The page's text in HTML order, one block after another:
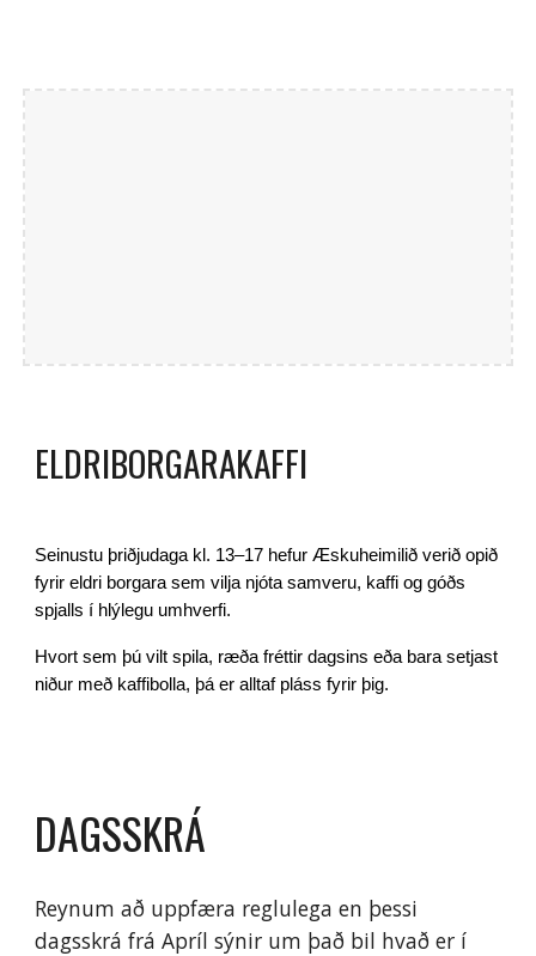
ELDRIBORGARAKAFFI
Seinustu þriðjudaga kl. 13–17 hefur Æskuheimilið verið opið
fyrir eldri borgara sem vilja njóta samveru, kaffi og góðs
spjalls í hlýlegu umhverfi.
Hvort sem þú vilt spila, ræða fréttir dagsins eða bara setjast
niður með kaffibolla, þá er alltaf pláss fyrir þig.
DAGSSKRÁ
Reynum að uppfæra reglulega en þessi
dagsskrá frá Apríl sýnir um það bil hvað er í